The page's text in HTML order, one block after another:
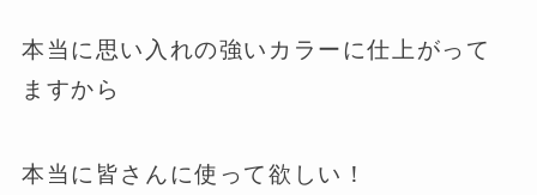
本当に思い入れの強いカラーに仕上がって
ますから
本当に皆さんに使って欲しい！